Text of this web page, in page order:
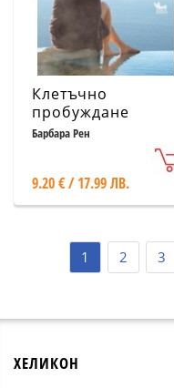
Клетъчно
пробуждане
Барбара Рен
9.20 € / 17.99 ЛВ.
1 2 3
ХЕЛИКОН